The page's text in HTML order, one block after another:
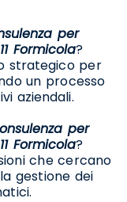
per
Formicola?
strategico per
un processo
aziendali.
per
Formicola?
che cercano
gestione dei